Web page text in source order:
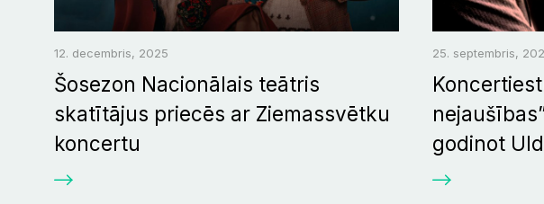
12. decembris, 2025
Šosezon Nacionālais teātris
skatītājus priecēs ar Ziemassvētku
koncertu
25. septembris,
godinot